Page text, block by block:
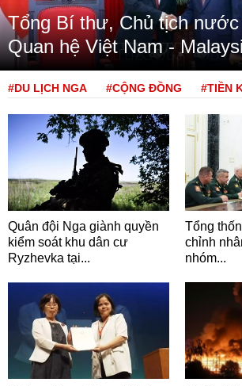
Tổng Bí thư, Chủ tịch
Quan hệ Việt Nam -
#DU LỊCH NGA #CỘNG ĐỒNG #TIỀN
Quân đội Nga giành quyền
kiểm soát khu dân cư
Ryzhevka tại...
Tổng
chỉnh
nhóm...